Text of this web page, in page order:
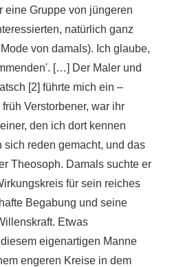
Gruppe von jüngeren
natürlich ganz
von damals). Ich glaube,
[…] Der Maler und
[2] führte mich ein –
Verstorbener, war ihr
den ich dort kennen
sich reden gemacht, und das
Theosoph. Damals suchte er
für sein reiches
Begabung und seine
Etwas
eigenartigen Manne
engeren Kreise in dem